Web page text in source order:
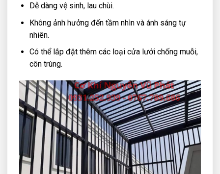
Dễ dàng vệ sinh, lau chùi.
Không ảnh hưởng đến tầm nhìn và ánh sáng tự
nhiên.
Có thể lắp đặt thêm các loại cửa lưới chống muỗi,
côn trùng.